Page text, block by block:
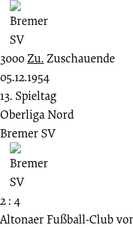
3000Zu. Zuschauende
05.12.1954
13. Spieltag
Oberliga Nord
Bremer SV
2 : 4
Altonaer Fußball-Club von